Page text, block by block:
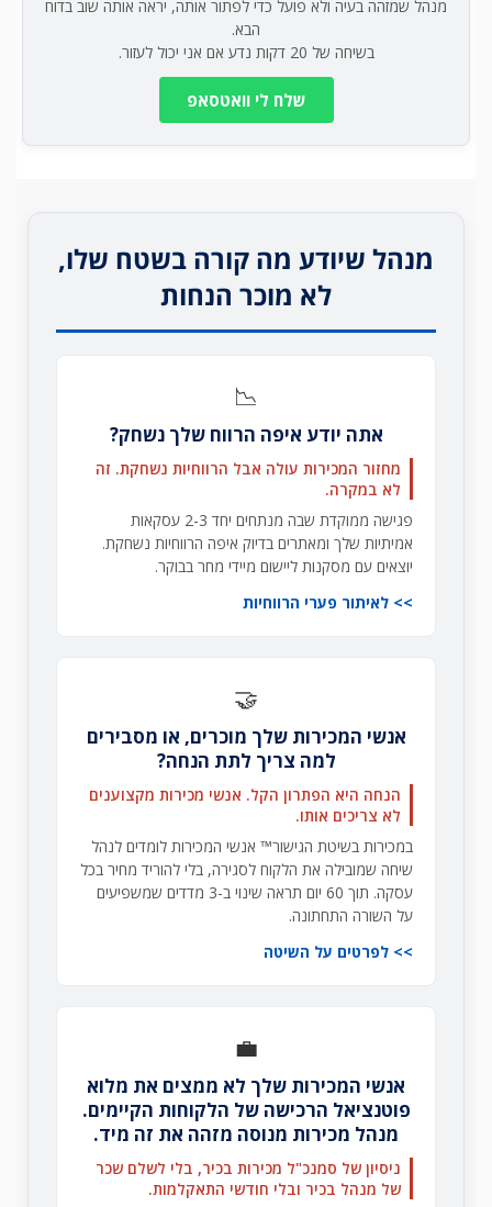
מנהל שמזהה בעיה ולא פועל כדי לפתור אותה, יראה אותה שוב בדוח
הבא.
בשיחה של 20 דקות נדע אם אני יכול לעזור.
שלח לי וואטסאפ
מנהל שיודע מה קורה בשטח שלו,
לא מוכר הנחות
📉
אתה יודע איפה הרווח שלך נשחק?
מחזור המכירות עולה אבל הרווחיות נשחקת. זה
לא במקרה.
פגישה ממוקדת שבה מנתחים יחד 2-3 עסקאות
אמיתיות שלך ומאתרים בדיוק איפה הרווחיות נשחקת.
יוצאים עם מסקנות ליישום מיידי מחר בבוקר.
לאיתור פערי הרווחיות
🤝
אנשי המכירות שלך מוכרים, או מסבירים
למה צריך לתת הנחה?
הנחה היא הפתרון הקל. אנשי מכירות מקצוענים
לא צריכים אותו.
במכירות בשיטת הגישור™ אנשי המכירות לומדים לנהל
שיחה שמובילה את הלקוח לסגירה, בלי להוריד מחיר בכל
עסקה. תוך 60 יום תראה שינוי ב-3 מדדים שמשפיעים
על השורה התחתונה.
לפרטים על השיטה
💼
אנשי המכירות שלך לא ממצים את מלוא
פוטנציאל הרכישה של הלקוחות הקיימים.
מנהל מכירות מנוסה מזהה את זה מיד.
ניסיון של סמנכ"ל מכירות בכיר, בלי לשלם שכר
של מנהל בכיר ובלי חודשי התאקלמות.